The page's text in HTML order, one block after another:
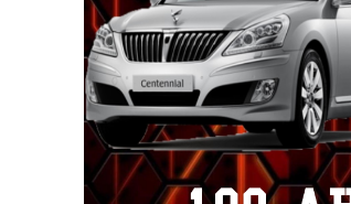
رنو
لکسوس
مزدا
نیسان